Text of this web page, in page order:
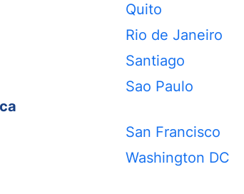
Quito
Rio de Janeiro
Santiago
Sao Paulo
San Francisco
Washington DC